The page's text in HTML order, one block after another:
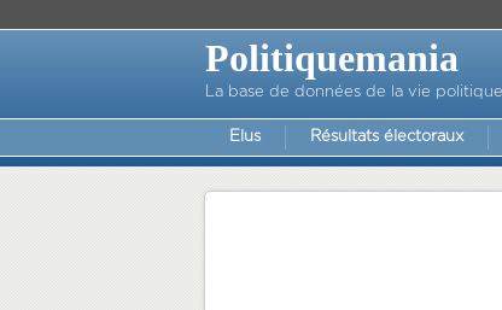
Politiquemania
La base de données de la vie
Elus Résultats électoraux